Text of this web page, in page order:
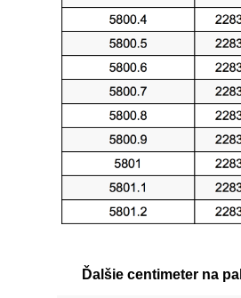
Ďalšie centimeter na